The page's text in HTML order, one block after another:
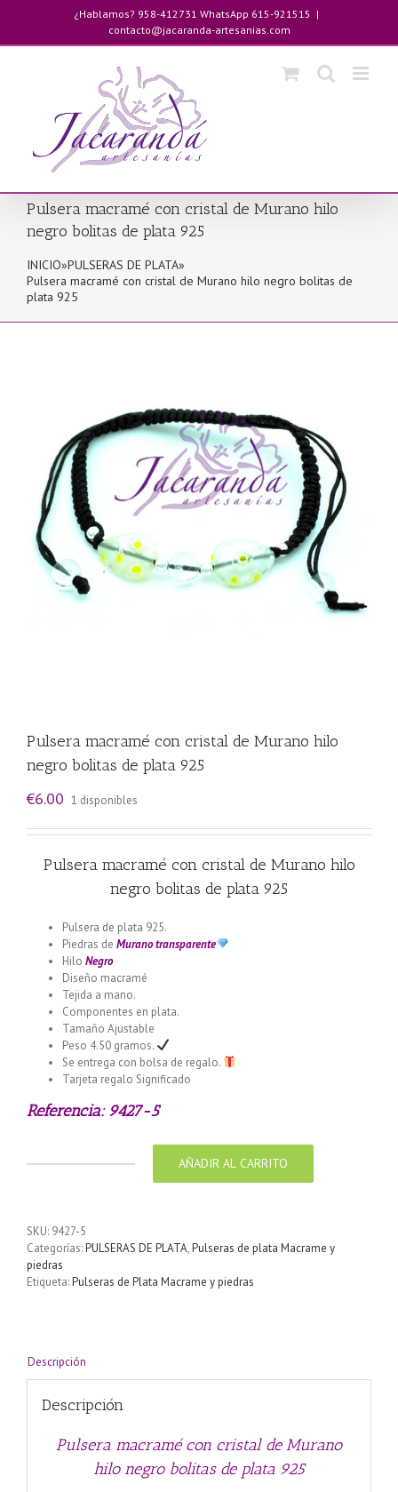
contenido
¿Hablamos? 958-412731 WhatsApp 615-921515 |
contacto@jacaranda-artesanias.com
Pulsera macramé con cristal de Murano hilo
negro bolitas de plata 925
INICIO»PULSERAS DE PLATA»
Pulsera macramé con cristal de Murano hilo negro bolitas de
plata 925
Pulsera macramé con cristal de Murano hilo
negro bolitas de plata 925
€6.00 1 disponibles
Pulsera macramé con cristal de Murano hilo
negro bolitas de plata 925
Pulsera de plata 925.
Piedras de Murano transparente
Hilo Negro
Diseño macramé
Tejida a mano.
Componentes en plata.
Tamaño Ajustable
Peso 4.50 gramos.
Se entrega con bolsa de regalo.
Tarjeta regalo Significado
Referencia: 9427-5
de
Murano
negro
925
AÑADIR AL CARRITO
SKU: 9427-5
Categorías:PULSERAS DE PLATA,Pulseras de plata Macrame y
piedras
Etiqueta:Pulseras de Plata Macrame y piedras
Descripción
Descripción
Pulsera macramé con cristal de Murano
hilo negro bolitas de plata 925